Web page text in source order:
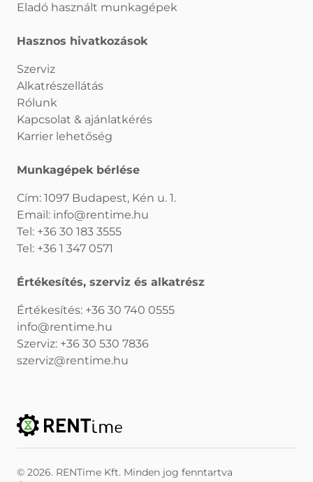
Eladó használt munkagépek
Hasznos hivatkozások
Szerviz
Alkatrészellátás
Rólunk
Kapcsolat & ajánlatkérés
Karrier lehetőség
Munkagépek bérlése
Cím: 1097 Budapest, Kén u. 1.
Email: info@rentime.hu
Tel: +36 30 183 3555
Tel: +36 1 347 0571
Értékesítés, szerviz és alkatrész
Értékesítés: +36 30 740 0555
info@rentime.hu
Szerviz: +36 30 530 7836
szerviz@rentime.hu
© 2026. RENTime Kft. Minden jog fenntartva